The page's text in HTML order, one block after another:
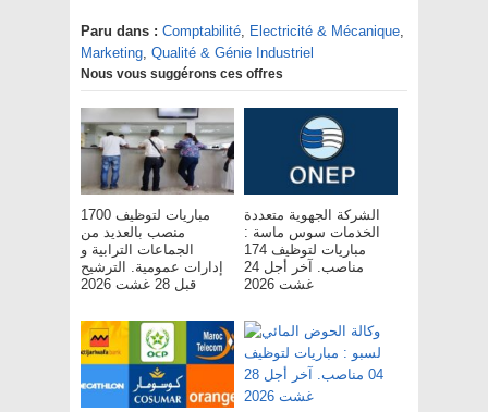
Paru dans : Comptabilité, Electricité & Mécanique,
Marketing, Qualité & Génie Industriel
Nous vous suggérons ces offres
مباريات لتوظيف 1700
منصب بالعديد من
الجماعات الترابية و
إدارات عمومية. الترشيح
قبل 28 غشت 2026
الشركة الجهوية متعددة
الخدمات سوس ماسة :
مباريات لتوظيف 174
مناصب. آخر أجل 24
غشت 2026